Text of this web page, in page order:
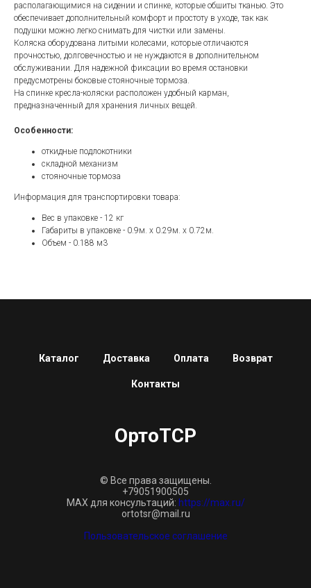
располагающимися на сидении и спинке, которые обшиты тканью. Это
обеспечивает дополнительный комфорт и простоту в уходе, так как
подушки можно легко снимать для чистки или замены.
Коляска оборудована литыми колесами, которые отличаются
прочностью, долговечностью и не нуждаются в дополнительном
обслуживании. Для надежной фиксации во время остановки
предусмотрены боковые стояночные тормоза.
На спинке кресла-коляски расположен удобный карман,
предназначенный для хранения личных вещей.
Особенности:
откидные подлокотники
складной механизм
стояночные тормоза
Информация для транспортировки товара:
Вес в упаковке - 12 кг
Габариты в упаковке - 0.9м. x 0.29м. x 0.72м.
Объем - 0.188 м3
Каталог Доставка Оплата Возврат
Контакты
ОртоТСР
© Все права защищены.
+79051900505
MAX для консультаций: https://max.ru/
ortotsr@mail.ru
Пользовательское соглашение